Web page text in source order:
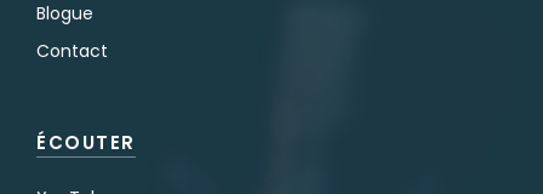
Blogue
Contact
ÉCOUTER